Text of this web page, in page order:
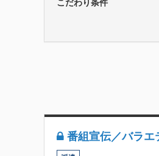
こだわり条件
番組宣伝／バラエ